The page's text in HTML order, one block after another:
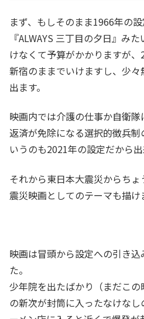
まず、もしそのまま1966年の
『ALWAYS 三丁目の夕日』み
けなくて予算がかかりますが
新宿のままでいけますし、少
出ます。
映画内では介護の仕事か自衛
返済が免除になる選択的徴兵制
いうのも2021年の設定だから出
それから東日本大震災からちょ
震災映画としてのテーマも描け
映画は冒頭から設定への引き
た。
少年院を出たばかり（まだこの
の新次が封筒に入ったなけな